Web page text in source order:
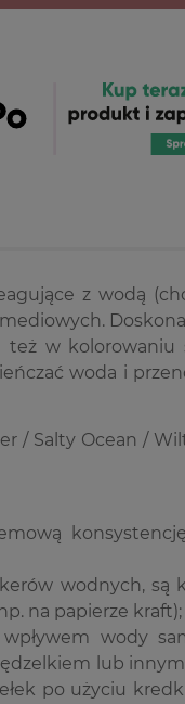
z wodą
też w
woda i
/ Salty Ocean /
wodnych, są
na papierze kraft);
wody
lub
po użyciu